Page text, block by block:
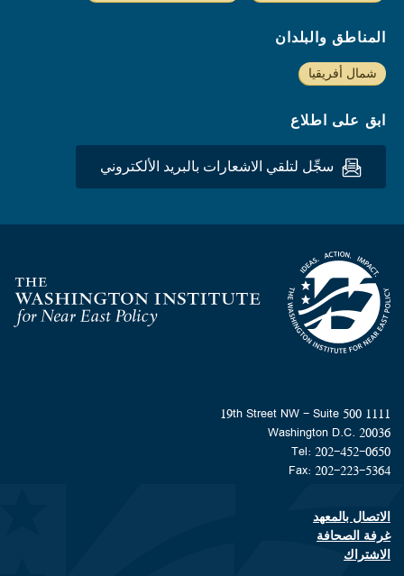
المناطق والبلدان
شمال أفريقيا
ابق على اطلاع
سجِّل لتلقي الاشعارات بالبريد الألكتروني
Homepage
1111 19th Street NW - Suite 500
Washington D.C. 20036
Tel: 202-452-0650
Fax: 202-223-5364
Footer contact links
الاتصال بالمعهد
غرفة الصحافة
الاشتراك